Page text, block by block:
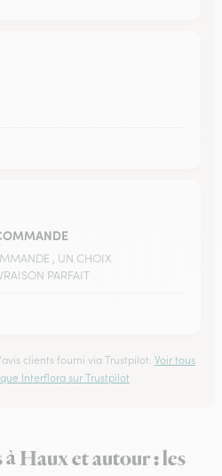
, UN CHOIX
PARFAIT
clients fourni via Trustpilot. Voir tous
Interflora sur Trustpilot
Haux et autour : les